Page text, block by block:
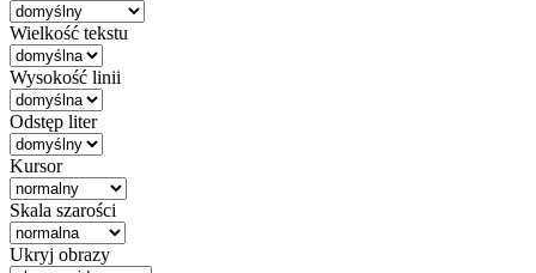
Wielkość tekstu
Wysokość linii
Odstęp liter
Kursor
Skala szarości
Ukryj obrazy